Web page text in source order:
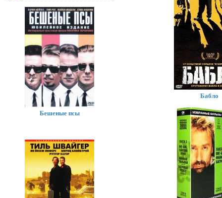
Бабло
Бешеные псы